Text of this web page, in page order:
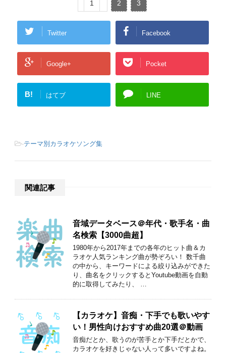
1 2 3
Twitter Facebook
Google+ Pocket
B! はてブ LINE
-テーマ別カラオケソング集
関連記事
音域データベース＠年代・歌手名・曲
名検索【3000曲超】
1980年から2017年までの各年のヒット曲＆カ
ラオケ人気ランキング曲が勢ぞろい！ 数千曲
の中から、キーワードによる絞り込みができた
り、曲名をクリックするとYoutube動画を自動
的に取得してみたり、 …
【カラオケ】音痴・下手でも歌いやす
い！男性向けおすすめ曲20選＠動画
音痴だとか、歌うのが苦手とか下手だとかで、
カラオケを好きじゃない人って多いですよね。